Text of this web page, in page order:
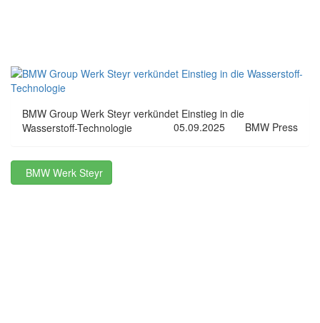
BMW Group Werk Steyr verkündet Einstieg in die
Wasserstoff-Technologie
05.09.2025 BMW Press
BMW Werk Steyr